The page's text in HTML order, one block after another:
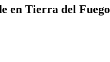
en Tierra del Fuego